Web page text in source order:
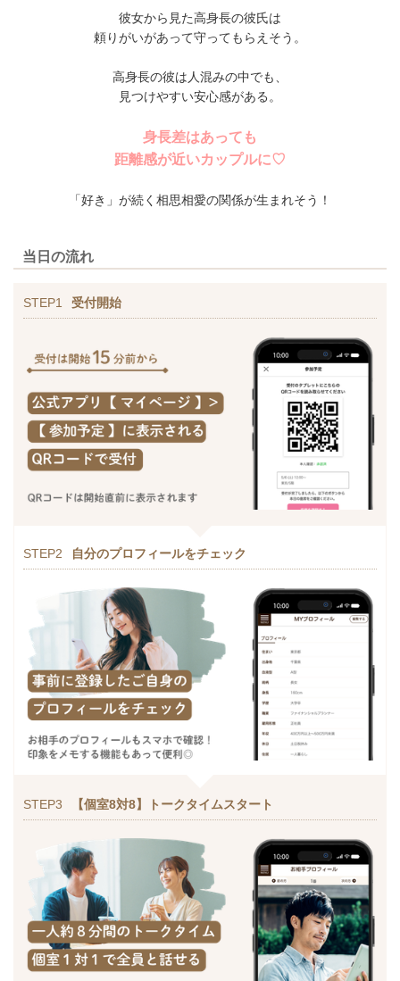
彼女から見た高身長の彼氏は
頼りがいがあって守ってもらえそう。
高身長の彼は 人混みの中でも、
見つけやすい安心感がある。
身長差はあっても
距離感が近いカップルに♡
「好き」が続く相思相愛の関係が生まれそう！
当日の流れ
STEP1 受付開始
STEP2 自分のプロフィールをチェック
STEP3 【個室8対8】トークタイムスタート